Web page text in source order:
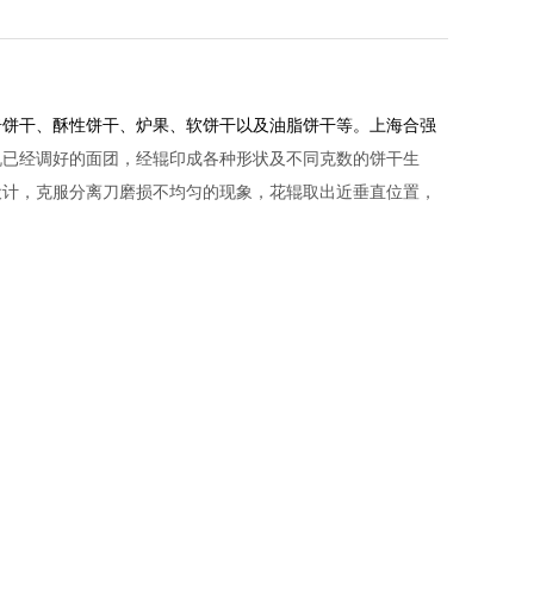
干、酥性饼干、炉果、软饼干以及油脂饼干等。上海合强
经调好的面团，经辊印成各种形状及不同克数的饼干生
，克服分离刀磨损不均匀的现象，花辊取出近垂直位置，